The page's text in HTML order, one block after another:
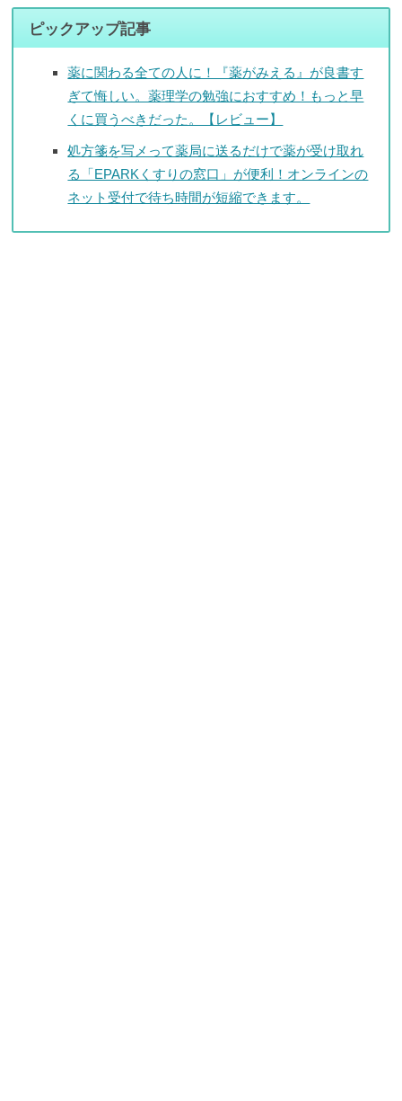
ピックアップ記事
薬に関わる全ての人に！『薬がみえる』が良書す
ぎて悔しい。薬理学の勉強におすすめ！もっと早
くに買うべきだった。【レビュー】
処方箋を写メって薬局に送るだけで薬が受け取れ
る「EPARKくすりの窓口」が便利！オンラインの
ネット受付で待ち時間が短縮できます。